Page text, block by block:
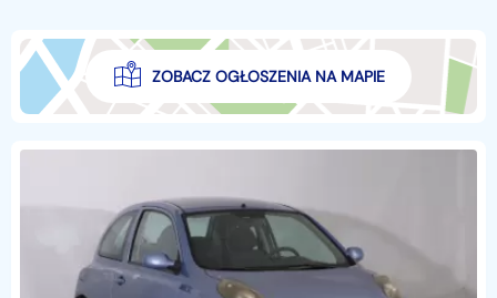
ZOBACZ OGŁOSZENIA NA MAPIE